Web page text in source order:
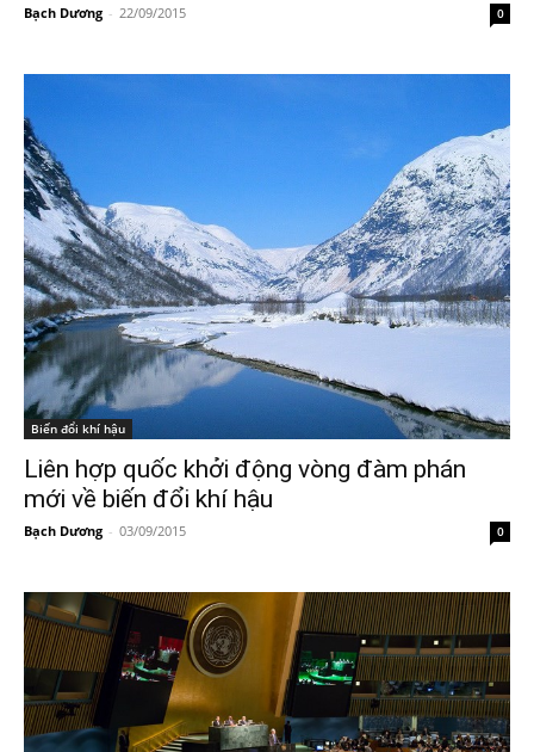
Bạch Dương - 22/09/2015 0
Biến đổi khí hậu
Liên hợp quốc khởi động vòng đàm phán
mới về biến đổi khí hậu
Bạch Dương - 03/09/2015 0